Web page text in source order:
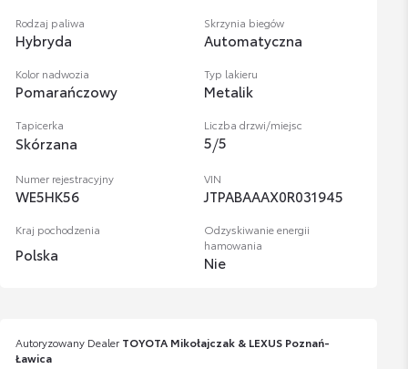
Rodzaj paliwa
Hybryda
Skrzynia biegów
Automatyczna
Kolor nadwozia
Pomarańczowy
Typ lakieru
Metalik
Tapicerka
Skórzana
Liczba drzwi/miejsc
5/5
Numer rejestracyjny
WE5HK56
VIN
JTPABAAAX0R031945
Kraj pochodzenia
Polska
Odzyskiwanie energii
hamowania
Nie
Autoryzowany Dealer TOYOTA Mikołajczak & LEXUS Poznań-
Ławica